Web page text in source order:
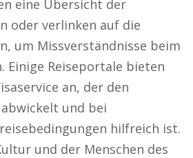
eine Übersicht der
oder verlinken auf die
um Missverständnisse beim
Einige Reiseportale bieten
an, der den
und bei
hilfreich ist.
und der Menschen des